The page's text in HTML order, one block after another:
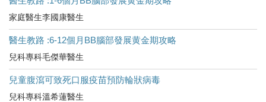
家庭醫生李國康醫生
醫生教路 :6-12個月BB腦部發展黄金期攻略
兒科專科毛傑華醫生
兒童腹瀉可致死口服疫苗預防輪狀病毒
兒科專科溫希蓮醫生